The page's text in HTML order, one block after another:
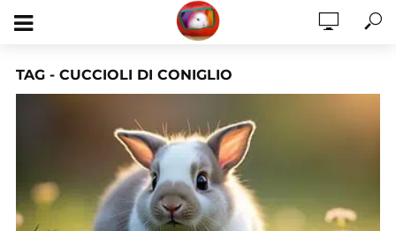
TAG - CUCCIOLI DI CONIGLIO